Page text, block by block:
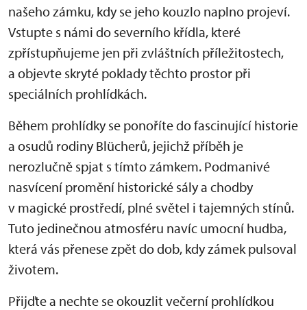
našeho zámku, kdy se jeho kouzlo naplno projeví.
Vstupte s námi do severního křídla, které
zpřístupňujeme jen při zvláštních příležitostech,
a objevte skryté poklady těchto prostor při
speciálních prohlídkách.
Během prohlídky se ponoříte do fascinující historie
a osudů rodiny Blücherů, jejichž příběh je
nerozlučně spjat s tímto zámkem. Podmanivé
nasvícení promění historické sály a chodby
v magické prostředí, plné světel i tajemných stínů.
Tuto jedinečnou atmosféru navíc umocní hudba,
která vás přenese zpět do dob, kdy zámek pulsoval
životem.
Přijďte a nechte se okouzlit večerní prohlídkou